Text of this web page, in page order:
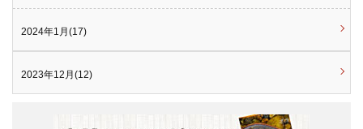
2024年1月(17)
2023年12月(12)